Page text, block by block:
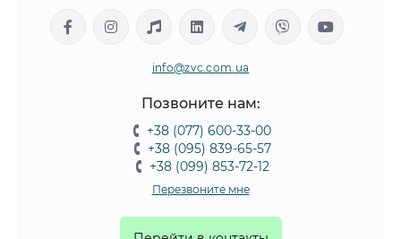
info@zvc.com.ua
Позвоните нам:
+38 (077) 600-33-00
+38 (095) 839-65-57
+38 (099) 853-72-12
Перезвоните мне